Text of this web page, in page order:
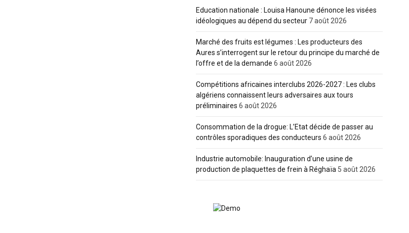
Education nationale : Louisa Hanoune dénonce les visées
idéologiques au dépend du secteur 7 août 2026
Marché des fruits est légumes : Les producteurs des
Aures s’interrogent sur le retour du principe du marché de
l’offre et de la demande 6 août 2026
Compétitions africaines interclubs 2026-2027 : Les clubs
algériens connaissent leurs adversaires aux tours
préliminaires 6 août 2026
Consommation de la drogue: L’Etat décide de passer au
contrôles sporadiques des conducteurs 6 août 2026
Industrie automobile: Inauguration d’une usine de
production de plaquettes de frein à Réghaïa 5 août 2026